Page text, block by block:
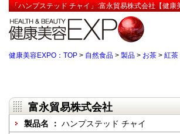
「ハンプステッド チャイ」:富永貿易株式会社【健康
健康美容EXPO：TOP > 自然食品 > 製品 > お茶 > 紅茶
富永貿易株式会社
製品名 ： ハンプステッド チャイ